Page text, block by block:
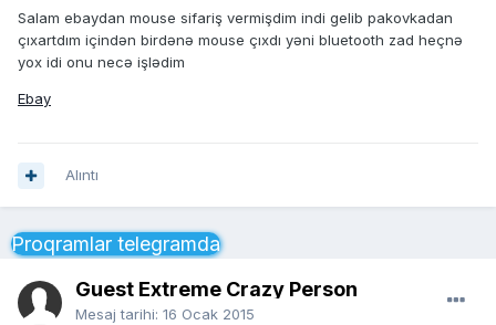
Salam ebaydan mouse sifariş vermişdim indi gelib pakovkadan
çıxartdım içindən birdənə mouse çıxdı yəni bluetooth zad heçnə
yox idi onu necə işlədim
Ebay
Alıntı
Proqramlar telegramda
Guest Extreme Crazy Person
Mesaj tarihi: 16 Ocak 2015